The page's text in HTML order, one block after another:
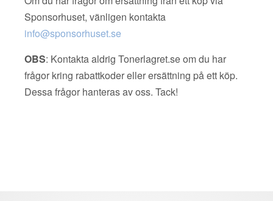
Sponsorhuset, vänligen kontakta
info@sponsorhuset.se
OBS: Kontakta aldrig Tonerlagret.se om du har
frågor kring rabattkoder eller ersättning på ett köp.
Dessa frågor hanteras av oss. Tack!